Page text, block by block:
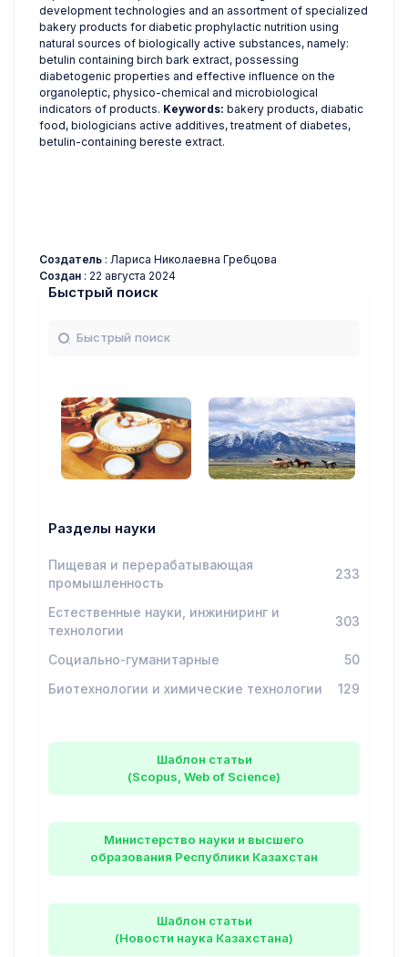
development technologies and an assortment of specialized
bakery products for diabetic prophylactic nutrition using
natural sources of biologically active substances, namely:
betulin containing birch bark extract, possessing
diabetogenic properties and effective influence on the
organoleptic, physico-chemical and microbiological
indicators of products. Keywords: bakery products, diabatic
food, biologicians active additives, treatment of diabetes,
betulin-containing bereste extract.
Создатель : Лариса Николаевна Гребцова
Создан : 22 августа 2024
Быстрый поиск
Разделы науки
Пищевая и перерабатывающая
промышленность
233
Естественные науки, инжиниринг и
технологии
303
Социально-гуманитарные
50
Биотехнологии и химические технологии
129
Шаблон статьи
(Scopus, Web of Science)
Министерство науки и высшего
образования Республики Казахстан
Шаблон статьи
(Новости наука Казахстана)